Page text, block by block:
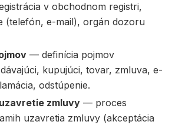
v obchodnom registri,
(telefón, e-mail), orgán dozoru
— definícia pojmov
kupujúci, tovar, zmluva, e-
odstúpenie.
zmluvy — proces
uzavretia zmluvy (akceptácia